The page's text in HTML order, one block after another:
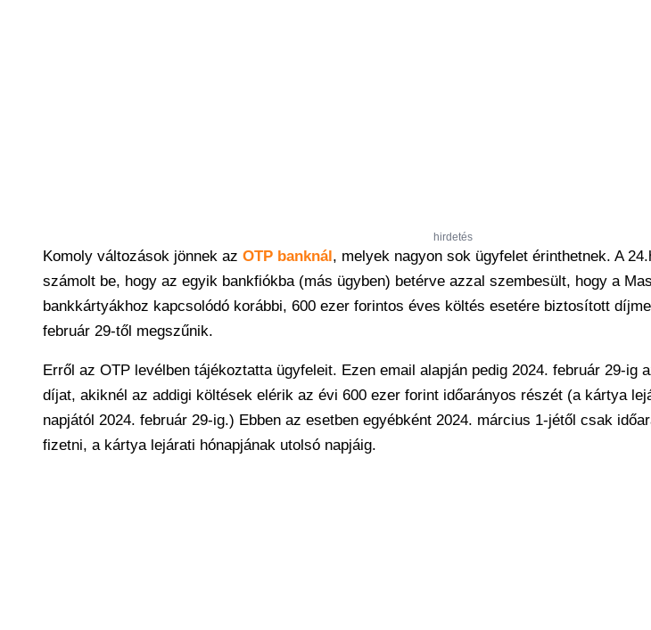
hirdetés
Komoly változások jönnek az OTP banknál, melyek nagyon sok ügyfelet érinthetnek. A
számolt be, hogy az egyik bankfiókba (más ügyben) betérve azzal szembesült, hogy a
bankkártyákhoz kapcsolódó korábbi, 600 ezer forintos éves költés esetére biztosított
február 29-től megszűnik.
Erről az OTP levélben tájékoztatta ügyfeleit. Ezen email alapján pedig 2024. február 29-ig
díjat, akiknél az addigi költések elérik az évi 600 ezer forint időarányos részét (a kártya
napjától 2024. február 29-ig.) Ebben az esetben egyébként 2024. március 1-jétől csak
fizetni, a kártya lejárati hónapjának utolsó napjáig.